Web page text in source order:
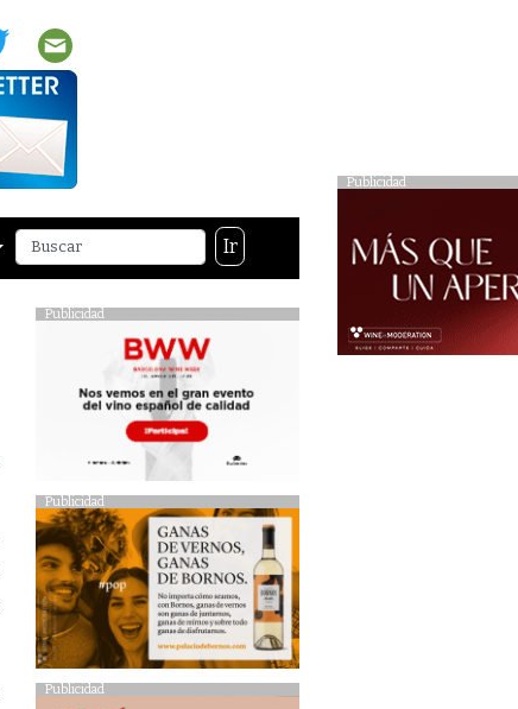
Publicidad
Ir
Publicidad
Publicidad
Publicidad